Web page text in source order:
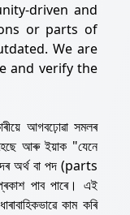
driven and
or parts of
We are
and verify the
আগবঢ়োৱা সমলৰ
আৰু ইয়াক "যেনে
অৰ্থ বা পদ (parts
পাব পাৰে। এই
কাম কৰি